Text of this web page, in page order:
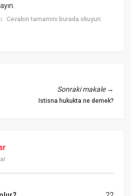
Cevabın tamamını burada okuyun:
Sonraki makale→
Istisna hukukta ne demek?